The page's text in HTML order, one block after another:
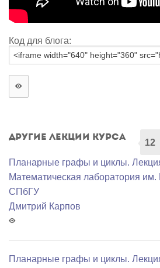
Код для блога:
Другие лекции курса
12
Планарные графы и циклы.
Математичеcкая лаборатория
СПбГУ
Дмитрий Карпов
Планарные графы и циклы.